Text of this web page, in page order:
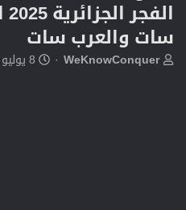
سات والعرب سات
بWeKnowConquer
ت8 يوليو 2025